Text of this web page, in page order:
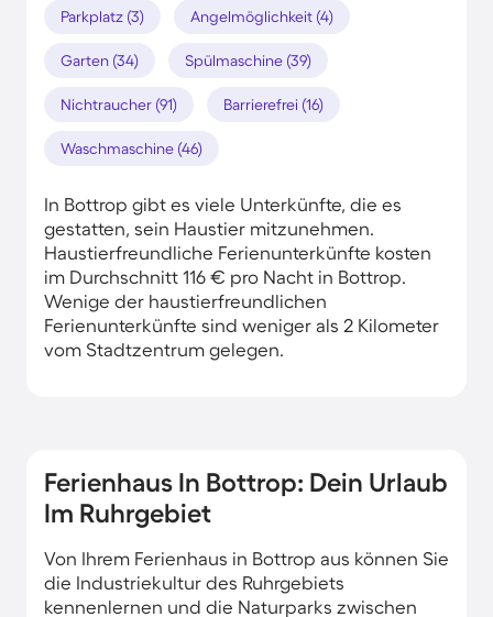
Parkplatz (3) Angelmöglichkeit (4)
Garten (34) Spülmaschine (39)
Nichtraucher (91) Barrierefrei (16)
Waschmaschine (46)
In Bottrop gibt es viele Unterkünfte, die es
gestatten, sein Haustier mitzunehmen.
Haustierfreundliche Ferienunterkünfte kosten
im Durchschnitt 116 € pro Nacht in Bottrop.
Wenige der haustierfreundlichen
Ferienunterkünfte sind weniger als 2 Kilometer
vom Stadtzentrum gelegen.
Ferienhaus In Bottrop: Dein Urlaub
Im Ruhrgebiet
Von Ihrem Ferienhaus in Bottrop aus können Sie
die Industriekultur des Ruhrgebiets
kennenlernen und die Naturparks zwischen